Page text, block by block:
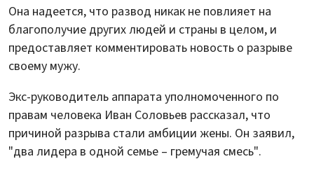
Она надеется, что развод никак не повлияет на
благополучие других людей и страны в целом, и
предоставляет комментировать новость о разрыве
своему мужу.
Экс-руководитель аппарата уполномоченного по
правам человека Иван Соловьев рассказал, что
причиной разрыва стали амбиции жены. Он заявил,
"два лидера в одной семье – гремучая смесь".